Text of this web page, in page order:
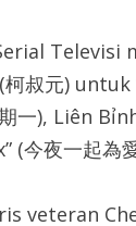
Televisi
叔元)
一), Liên
(今夜一起為
veteran